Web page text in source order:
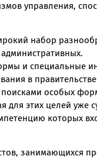
управления,
набор
и специальные
в
особых
для этих целей уже
которых
занимающихся